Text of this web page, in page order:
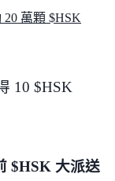
萬顆 $HSK
10 $HSK
$HSK 大派送